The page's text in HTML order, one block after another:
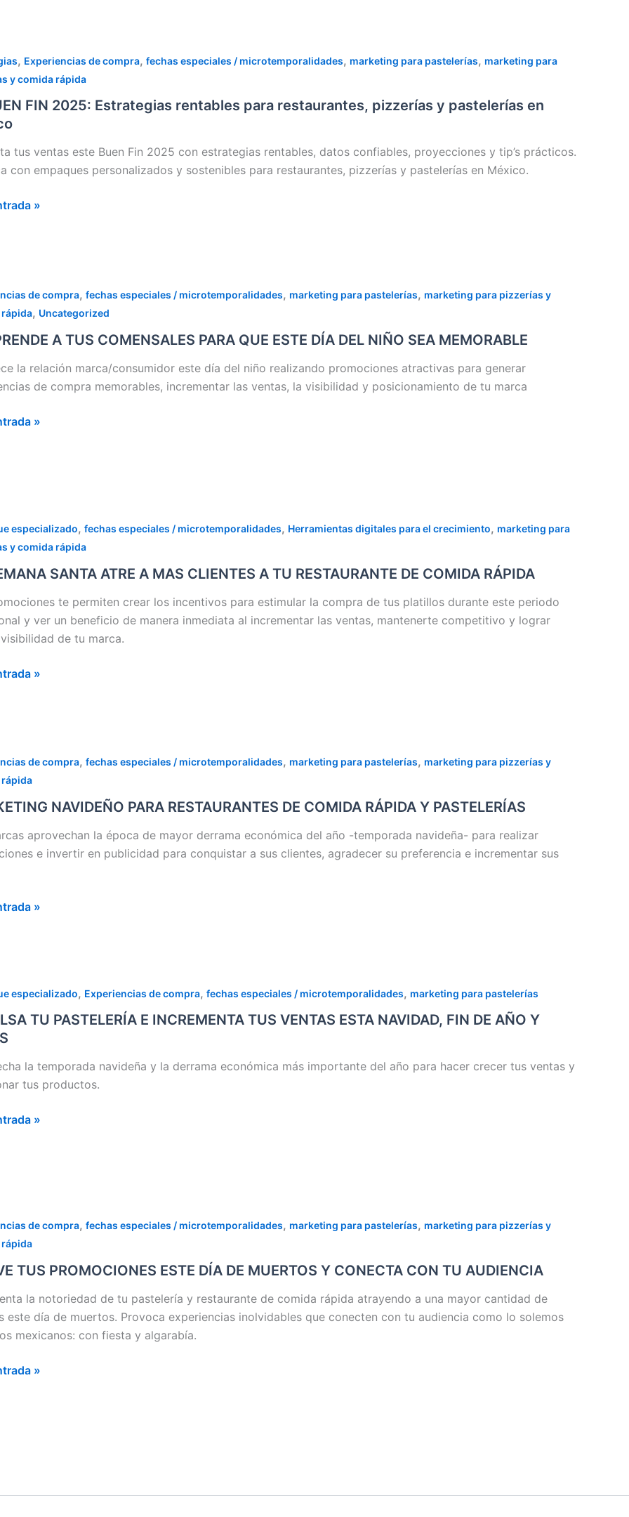
, Experiencias de compra, fechas especiales / microtemporalidades, marketing para pastelerías, marketing para
y comida rápida
FIN 2025: Estrategias rentables para restaurantes, pizzerías y pastelerías en
tus ventas este Buen Fin 2025 con estrategias rentables, datos confiables, proyecciones y tip’s prácticos.
con empaques personalizados y sostenibles para restaurantes, pizzerías y pastelerías en México.
»
de compra, fechas especiales / microtemporalidades, marketing para pastelerías, marketing para pizzerías y
, Uncategorized
A TUS COMENSALES PARA QUE ESTE DÍA DEL NIÑO SEA MEMORABLE
la relación marca/consumidor este día del niño realizando promociones atractivas para generar
de compra memorables, incrementar las ventas, la visibilidad y posicionamiento de tu marca
»
especializado, fechas especiales / microtemporalidades, Herramientas digitales para el crecimiento, marketing para
y comida rápida
SANTA ATRE A MAS CLIENTES A TU RESTAURANTE DE COMIDA RÁPIDA
te permiten crear los incentivos para estimular la compra de tus platillos durante este periodo
y ver un beneficio de manera inmediata al incrementar las ventas, mantenerte competitivo y lograr
de tu marca.
»
de compra, fechas especiales / microtemporalidades, marketing para pastelerías, marketing para pizzerías y
NAVIDEÑO PARA RESTAURANTES DE COMIDA RÁPIDA Y PASTELERÍAS
aprovechan la época de mayor derrama económica del año -temporada navideña- para realizar
e invertir en publicidad para conquistar a sus clientes, agradecer su preferencia e incrementar sus
»
especializado, Experiencias de compra, fechas especiales / microtemporalidades, marketing para pastelerías
TU PASTELERÍA E INCREMENTA TUS VENTAS ESTA NAVIDAD, FIN DE AÑO Y
la temporada navideña y la derrama económica más importante del año para hacer crecer tus ventas y
tus productos.
»
de compra, fechas especiales / microtemporalidades, marketing para pastelerías, marketing para pizzerías y
TUS PROMOCIONES ESTE DÍA DE MUERTOS Y CONECTA CON TU AUDIENCIA
la notoriedad de tu pastelería y restaurante de comida rápida atrayendo a una mayor cantidad de
este día de muertos. Provoca experiencias inolvidables que conecten con tu audiencia como lo solemos
mexicanos: con fiesta y algarabía.
»